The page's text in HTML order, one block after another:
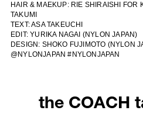
HAIR & MAEKUP: RIE SHIRAISHI FOR
TAKUMI
TEXT: ASA TAKEUCHI
EDIT: YURIKA NAGAI (NYLON JAPAN)
DESIGN: SHOKO FUJIMOTO (NYLON
@NYLONJAPAN #NYLONJAPAN
the COACH